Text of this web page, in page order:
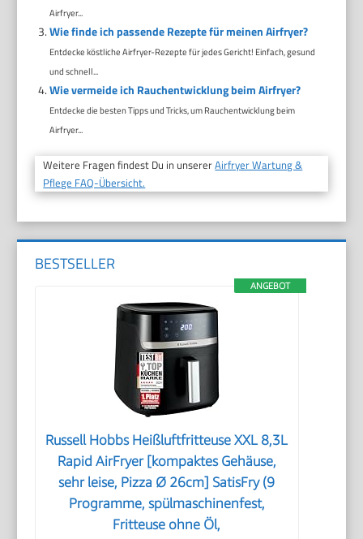
Airfryer...
Wie finde ich passende Rezepte für meinen Airfryer?
Entdecke köstliche Airfryer-Rezepte für jedes Gericht! Einfach, gesund
und schnell...
Wie vermeide ich Rauchentwicklung beim Airfryer?
Entdecke die besten Tipps und Tricks, um Rauchentwicklung beim
Airfryer...
Weitere Fragen findest Du in unsererAirfryer Wartung &
Pflege FAQ-Übersicht.
BESTSELLER
ANGEBOT
Russell Hobbs Heißluftfritteuse XXL 8,3L
Rapid AirFryer [kompaktes Gehäuse,
sehr leise, Pizza Ø 26cm] SatisFry (9
Programme, spülmaschinenfest,
Fritteuse ohne Öl,